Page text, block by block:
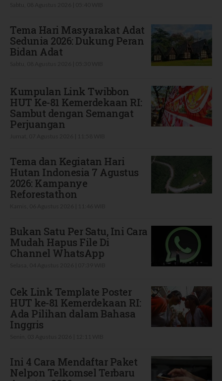
Tema Hari Masyarakat Adat
Sedunia 2026: Dukung Peran
Bidan Adat
Kumpulan Link Twibbon
HUT Ke-81 Kemerdekaan RI:
Sambut dengan Semangat
Perjuangan
Tema dan Kegiatan Hari
Hutan Indonesia 7 Agustus
2026: Kampanye
Reforestathon
Bukan Satu Per Satu, Ini Cara
Mudah Hapus File Di
Channel WhatsApp
Cek Link Template Poster
HUT ke-81 Kemerdekaan RI:
Ada Pilihan dalam Bahasa
Inggris
Ini 4 Cara Mendaftar Paket
Nelpon Telkomsel Terbaru